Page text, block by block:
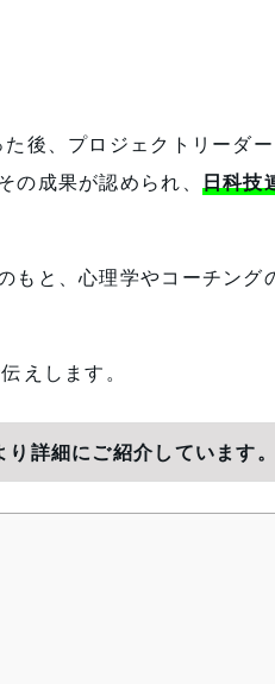
後、プロジェクトリーダ
成果が認められ、 日科技
もと、心理学やコーチング
えします。
詳細にご紹介しています。